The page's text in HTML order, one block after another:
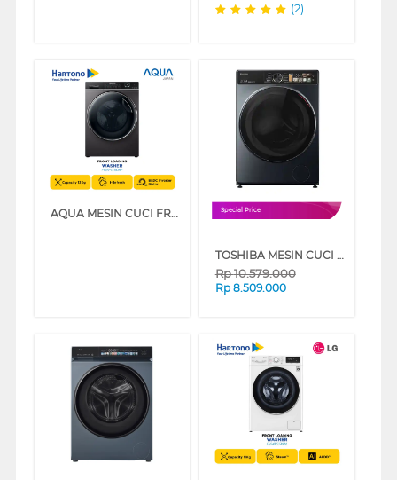
(2)
AQUA MESIN CUCI FRONT LOADING WASHER 13 KG FQW-1360BF Special Price
TOSHIBA MESIN CUCI DAN DRYER PENGERING WASHER AND DRYERS 10.5 KG TWD-T25BZU115MWN_M
Rp10.579.000
Rp 8.509.000